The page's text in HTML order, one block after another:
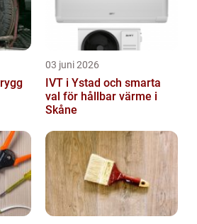
03 juni 2026
IVT i Ystad och smarta
val för hållbar värme i
Skåne